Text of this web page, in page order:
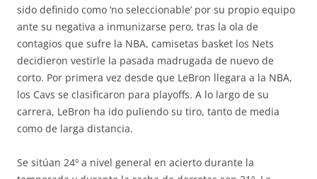
sido definido como ‘no seleccionable’ por su propio equipo
ante su negativa a inmunizarse pero, tras la ola de
contagios que sufre la NBA, camisetas basket los Nets
decidieron vestirle la pasada madrugada de nuevo de
corto. Por primera vez desde que LeBron llegara a la NBA,
los Cavs se clasificaron para playoffs. A lo largo de su
carrera, LeBron ha ido puliendo su tiro, tanto de media
como de larga distancia.
Se sitúan 24º a nivel general en acierto durante la